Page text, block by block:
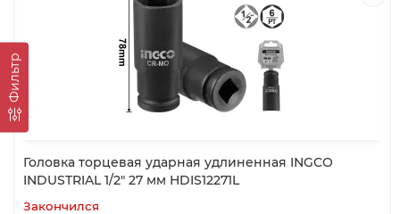
Фильтр
Головка торцевая ударная удлиненная INGCO
INDUSTRIAL 1/2" 27 мм HDIS12271L
Закончился